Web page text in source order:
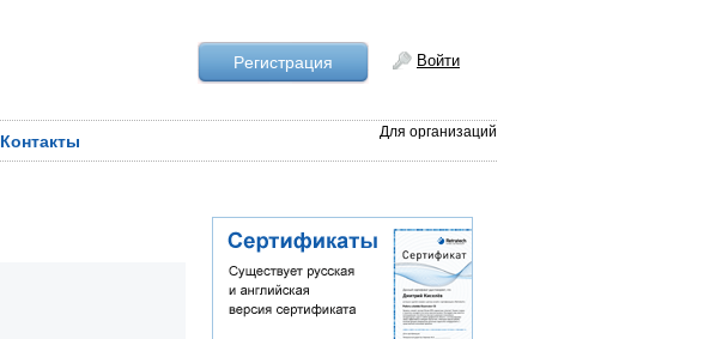
Рeгистрация Войти
Для организаций
Контакты